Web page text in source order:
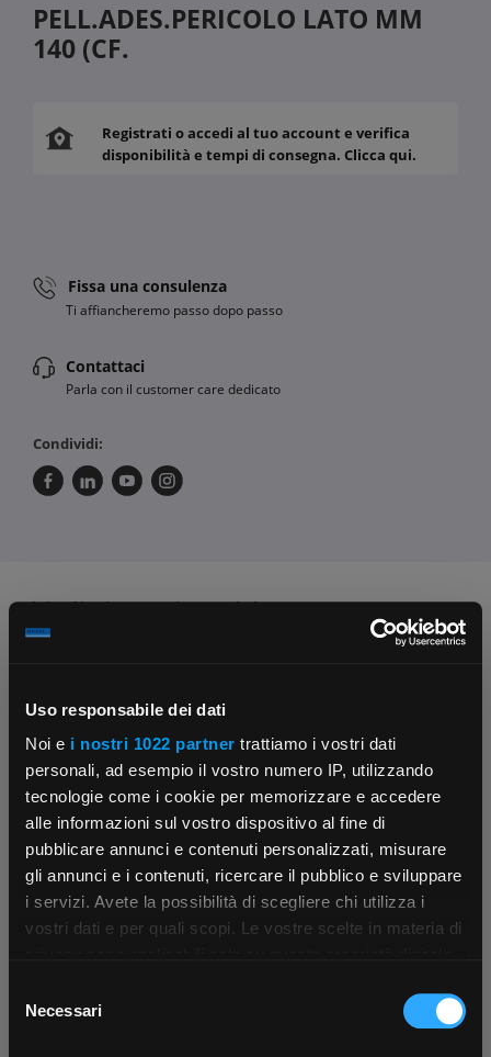
Uso responsabile dei dati
Noi e i nostri 1022 partner trattiamo i vostri dati
personali, ad esempio il vostro numero IP, utilizzando
tecnologie come i cookie per memorizzare e accedere
alle informazioni sul vostro dispositivo al fine di
pubblicare annunci e contenuti personalizzati, misurare
gli annunci e i contenuti, ricercare il pubblico e sviluppare
i servizi. Avete la possibilità di scegliere chi utilizza i
vostri dati e per quali scopi. Le vostre scelte in materia di
modificare o revocare il proprio consenso in qualsiasi
momento dalla Dichiarazione sui cookie o facendo clic
delNecessari
×
App Rexel Italia
PELL.ADES.PERICOLO LATO MM
140 (CF.
Registrati o accedi al tuo account e verifica
disponibilità e tempi di consegna. Clicca qui.
Fissa una consulenza
Ti affiancheremo passo dopo passo
Contattaci
Parla con il customer care dedicato
Condividi:
Chiedi ai nostri tecnici
Contattaci
Parla con il customer care dedicato
Fissa una consulenza
Ti affiancheremo passo dopo passo